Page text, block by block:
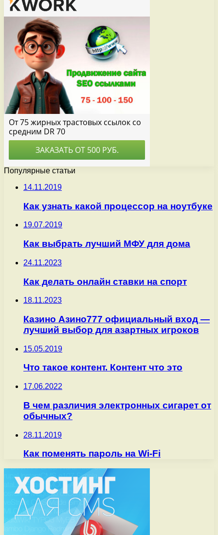
Популярные статьи
14.11.2019
Как узнать какой процессор на ноутбуке
19.07.2019
Как выбрать лучший МФУ для дома
24.11.2023
Как делать онлайн ставки на спорт
18.11.2023
Казино Азино777 официальный вход —
лучший выбор для азартных игроков
15.05.2019
Что такое контент. Контент что это
17.06.2022
В чем различия электронных сигарет от
обычных?
28.11.2019
Как поменять пароль на Wi-Fi